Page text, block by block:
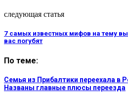
следующая статья
7 самых известных мифов на тему
вас погубят
По теме:
Семья из Прибалтики переехала в
Названы главные плюсы переезда